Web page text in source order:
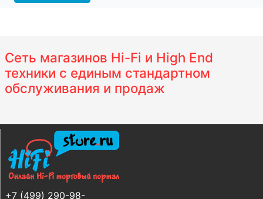
Сеть магазинов Hi-Fi и High End
техники с единым стандартном
обслуживания и продаж
+7 (499) 290-98-